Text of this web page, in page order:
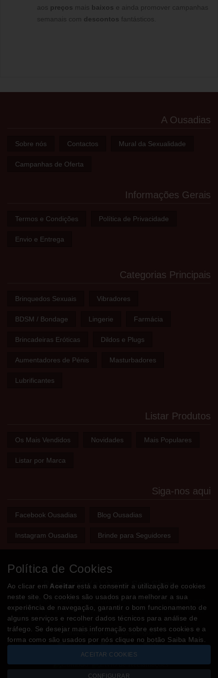
aos preços mais baixos e ainda promover campanhas
semanais com descontos fantásticos.
A Ousadias
Sobre nós Contactos Mural da Sexualidade
Campanhas de Oferta
Informações Gerais
Termos e Condições Política de Privacidade
Envio e Entrega
Categorias Principais
Brinquedos Sexuais Vibradores
BDSM / Bondage Lingerie Farmácia
Brincadeiras Eróticas Dildos e Plugs
Aumentadores de Pénis Masturbadores
Lubrificantes
Listar Produtos
Os Mais Vendidos Novidades Mais Populares
Listar por Marca
Siga-nos aqui
Facebook Ousadias Blog Ousadias
Instagram Ousadias Brinde para Seguidores
Bem-vindo(a) à sua Sex Shop
A loja onde encontra tudo o que precisa para apimentar a sua
relação e tornar o sexo mais divertido, interessante e excitante!
Partilhe com os seus amigos!
Política de Cookies
Ao clicar em Aceitar está a consentir a utilização de cookies
neste site. Os cookies são usados para melhorar a sua
experiência de navegação, garantir o bom funcionamento de
alguns serviços e recolher dados técnicos para análise de
tráfego. Se desejar mais informação sobre estes cookies e a
forma como são usados por nós clique no botão Saiba Mais.
ACEITAR COOKIES
CONFIGURAR